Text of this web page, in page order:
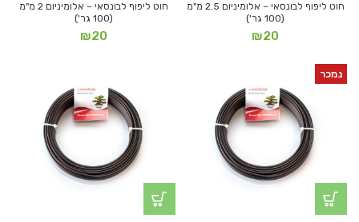
חוט ליפוף לבונסאי – אלומיניום 2.5 מ"מ
(100 גר')
₪20
חוט ליפוף לבונסאי – אלומיניום 2 מ"מ
(100 גר')
₪20
נמכר